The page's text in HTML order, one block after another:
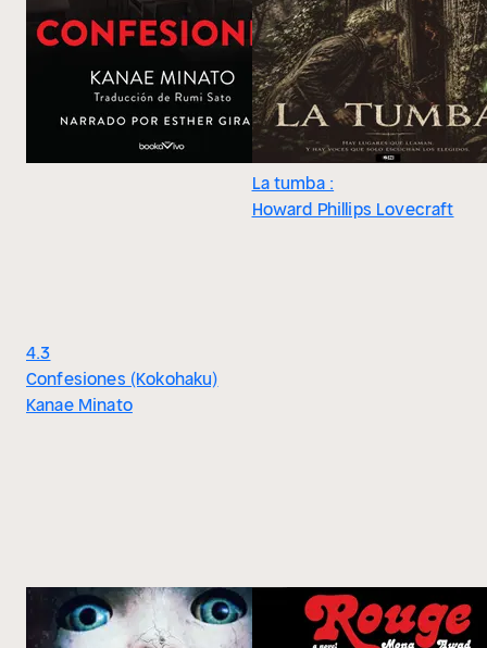
4.3
Confesiones (Kokohaku)
Kanae Minato
La tumba :
Howard Phillips Lovecraft